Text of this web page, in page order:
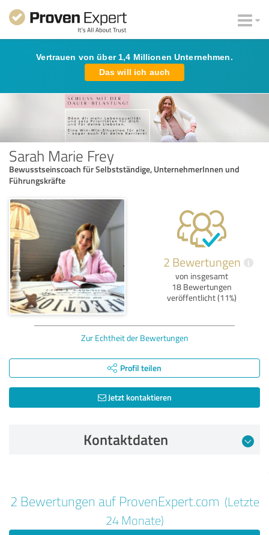
Vertrauen von über 1,4 Millionen Unternehmen.
Das will ich auch
Sarah Marie Frey
Bewusstseinscoach für Selbstständige, UnternehmerInnen und
Führungskräfte
2 Bewertungen i
von insgesamt
18 Bewertungen
veröffentlicht (11%)
Zur Echtheit der Bewertungen
Profil teilen
Jetzt kontaktieren
Kontaktdaten
2 Bewertungen auf ProvenExpert.com (Letzte
24 Monate)